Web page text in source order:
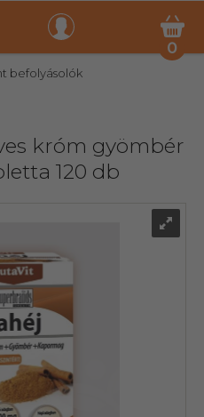
0
befolyásolók
króm gyömbér
120 db